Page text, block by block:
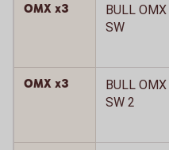
OMX x3
BULL OMX
SW
OMX x3
BULL OMX
SW 2